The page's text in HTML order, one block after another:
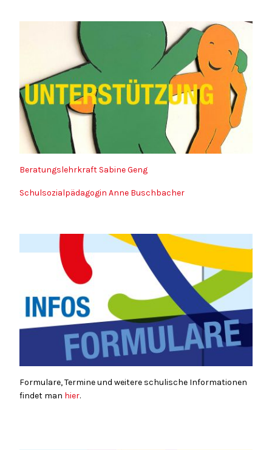
Beratungslehrkraft Sabine Geng
Schulsozialpädagogin Anne Buschbacher
Formulare, Termine und weitere schulische Informationen
findet man hier.